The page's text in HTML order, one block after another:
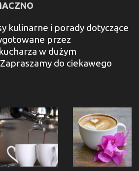
kulinarne i porady dotyczące
przez
w dużym
do ciekawego